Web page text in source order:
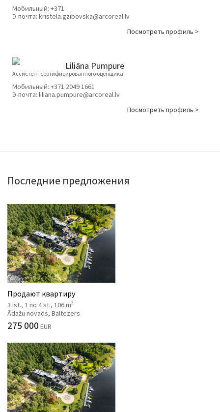
Мобильный: +371
Э-почта: kristela.gzibovska@arcoreal.lv
Посмотреть профиль >
Liliāna Pumpure
Ассистент сертифицированного оценщика
Мобильный: +371 2049 1661
Э-почта: liliana.pumpure@arcoreal.lv
Посмотреть профиль >
Последние предложения
Продают квартиру
3 ist., 1 no 4 st., 106 m2
Ādažu novads, Baltezers
275 000 EUR